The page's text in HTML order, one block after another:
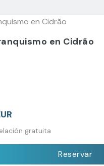
en Cidrão
gratuita
Reservar